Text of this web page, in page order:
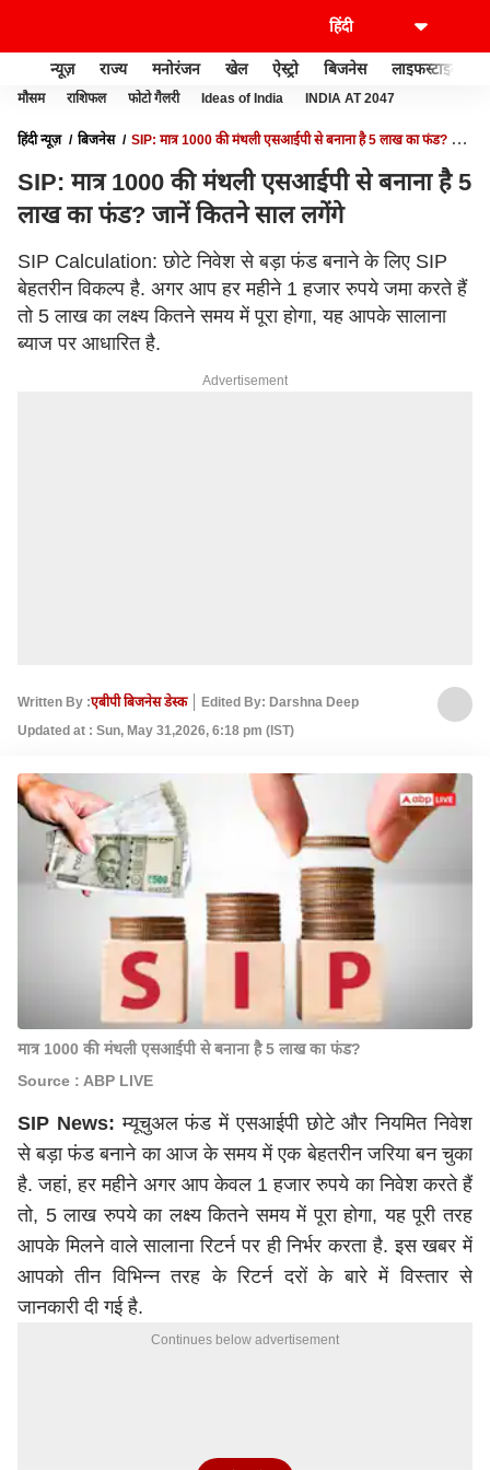
न्यूज़ राज्य मनोरंजन खेल ऐस्ट्रो बिजनेस लाइफस्टाइल
मौसम राशिफल फोटो गैलरी Ideas of India INDIA AT 2047
हिंदी न्यूज़ बिजनेस
SIP: मात्र 1000 की मंथली एसआईपी से बनाना है 5 लाख का फंड? जानें
SIP: मात्र 1000 की मंथली एसआईपी से बनाना है 5
लाख का फंड? जानें कितने साल लगेंगे
SIP Calculation: छोटे निवेश से बड़ा फंड बनाने के लिए SIP
बेहतरीन विकल्प है. अगर आप हर महीने 1 हजार रुपये जमा करते हैं
तो 5 लाख का लक्ष्य कितने समय में पूरा होगा, यह आपके सालाना
ब्याज पर आधारित है.
Advertisement
Written By :एबीपी बिजनेस डेस्क
Edited By: Darshna Deep
Updated at : Sun, May 31,2026, 6:18 pm (IST)
मात्र 1000 की मंथली एसआईपी से बनाना है 5 लाख का फंड?
Source : ABP LIVE
SIP News: म्यूचुअल फंड में एसआईपी छोटे और नियमित निवेश
से बड़ा फंड बनाने का आज के समय में एक बेहतरीन जरिया बन चुका
है. जहां, हर महीने अगर आप केवल 1 हजार रुपये का निवेश करते हैं
तो, 5 लाख रुपये का लक्ष्य कितने समय में पूरा होगा, यह पूरी तरह
आपके मिलने वाले सालाना रिटर्न पर ही निर्भर करता है. इस खबर में
आपको तीन विभिन्न तरह के रिटर्न दरों के बारे में विस्तार से
जानकारी दी गई है.
Continues below advertisement